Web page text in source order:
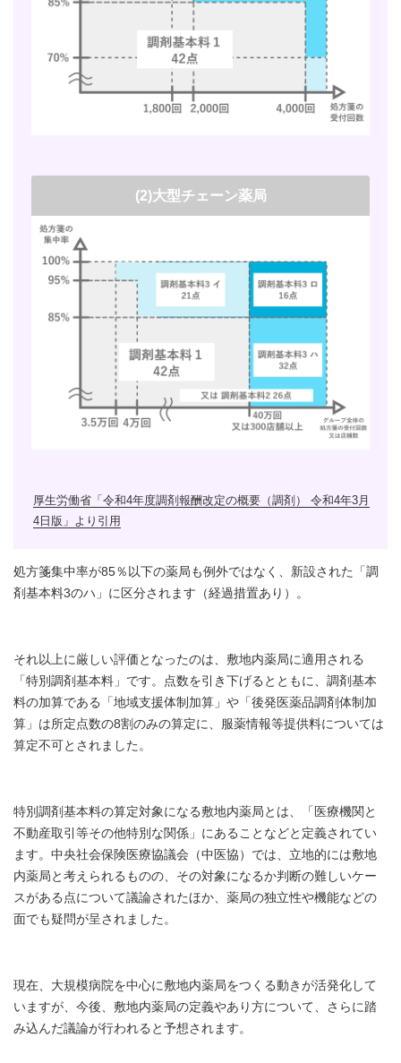
(2)大型チェーン薬局
厚生労働省「令和4年度調剤報酬改定の概要（調剤） 令和4年3月
4日版」より引用
処方箋集中率が85％以下の薬局も例外ではなく、新設された「調
剤基本料3のハ」に区分されます（経過措置あり）。
それ以上に厳しい評価となったのは、敷地内薬局に適用される
「特別調剤基本料」です。点数を引き下げるとともに、調剤基本
料の加算である「地域支援体制加算」や「後発医薬品調剤体制加
算」は所定点数の8割のみの算定に、服薬情報等提供料については
算定不可とされました。
特別調剤基本料の算定対象になる敷地内薬局とは、「医療機関と
不動産取引等その他特別な関係」にあることなどと定義されてい
ます。中央社会保険医療協議会（中医協）では、立地的には敷地
内薬局と考えられるものの、その対象になるか判断の難しいケー
スがある点について議論されたほか、薬局の独立性や機能などの
面でも疑問が呈されました。
現在、大規模病院を中心に敷地内薬局をつくる動きが活発化して
いますが、今後、敷地内薬局の定義やあり方について、さらに踏
み込んだ議論が行われると予想されます。